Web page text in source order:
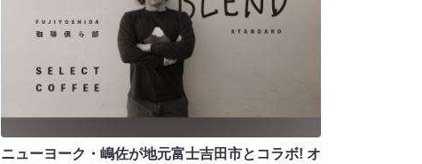
ニューヨーク・嶋佐が地元富士吉田市とコラボ! オ